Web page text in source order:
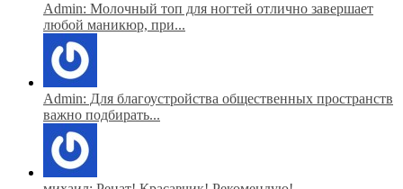
Admin: Молочный топ для ногтей отлично завершает
любой маникюр, при...
Admin: Для благоустройства общественных пространств
важно подбирать...